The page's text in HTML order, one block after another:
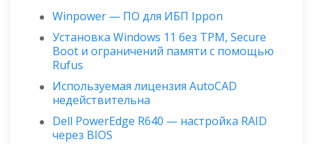
Winpower — ПО для ИБП Ippon
Установка Windows 11 без TPM, Secure
Boot и ограничений памяти с помощью
Rufus
Используемая лицензия AutoCAD
недействительна
Dell PowerEdge R640 — настройка RAID
через BIOS